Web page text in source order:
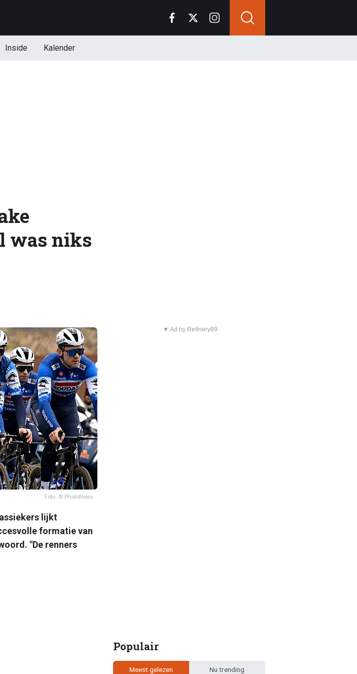
Inside Kalender
was niks
Foto: © PhotoNews
lijkt
formatie van
"De renners
▼ Ad by Refinery89
Populair
Meest gelezen Nu trending